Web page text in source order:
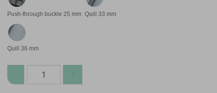
Push-through buckle 25 mm Quill 33 mm
Quill 36 mm
Taschen & Gürtel Zubehör Menge